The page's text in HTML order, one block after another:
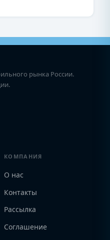
рынка России.
КОМПАНИЯ
О нас
Контакты
Рассылка
Соглашение